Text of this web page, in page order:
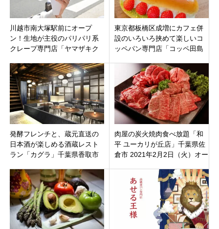
川越市南大塚駅前にオープ
ン！生地が主役のパリパリ系
クレープ専門店「ヤマザキク
粉と全粒粉の味わい
東京都板橋区成増にカフェ併
設のいろいろ挟めて楽しいコ
ッペパン専門店「コッペ田島
発酵フレンチと、蔵元直送の
日本酒が楽しめる酒蔵レスト
ラン「カグラ」千葉県香取市
肉屋の炭火焼肉食べ放題「和
平 ユーカリが丘店」千葉県佐
倉市 2021年2月2日（火）オー